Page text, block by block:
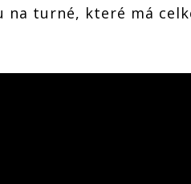
turné, které má